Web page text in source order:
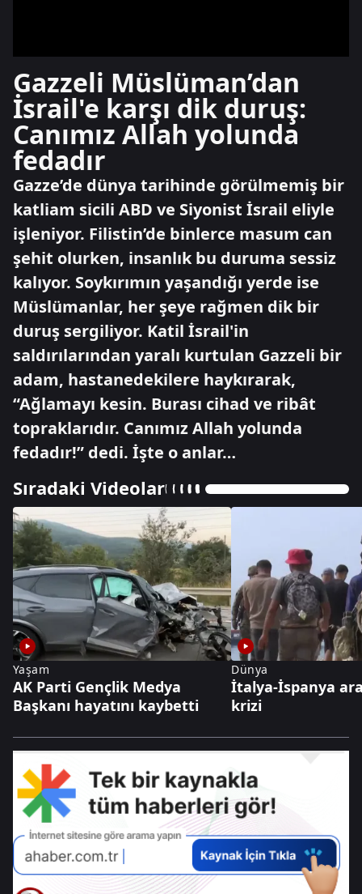
Gazzeli Müslüman’dan
İsrail'e karşı dik duruş:
Canımız Allah yolunda
fedadır
Gazze’de dünya tarihinde görülmemiş bir
katliam sicili ABD ve Siyonist İsrail eliyle
işleniyor. Filistin’de binlerce masum can
şehit olurken, insanlık bu duruma sessiz
kalıyor. Soykırımın yaşandığı yerde ise
Müslümanlar, her şeye rağmen dik bir
duruş sergiliyor. Katil İsrail'in
saldırılarından yaralı kurtulan Gazzeli bir
adam, hastanedekilere haykırarak,
“Ağlamayı kesin. Burası cihad ve ribât
topraklarıdır. Canımız Allah yolunda
fedadır!” dedi. İşte o anlar…
Sıradaki Videolar
Yaşam
AK Parti Gençlik Medya
Başkanı hayatını kaybetti
Dünya
İtalya-İspanya
krizi